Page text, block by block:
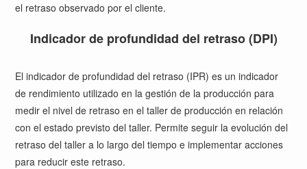
el retraso observado por el cliente.
Indicador de profundidad del retraso (DPI)
El indicador de profundidad del retraso (IPR) es un indicador
de rendimiento utilizado en la gestión de la producción para
medir el nivel de retraso en el taller de producción en relación
con el estado previsto del taller. Permite seguir la evolución del
retraso del taller a lo largo del tiempo e implementar acciones
para reducir este retraso.